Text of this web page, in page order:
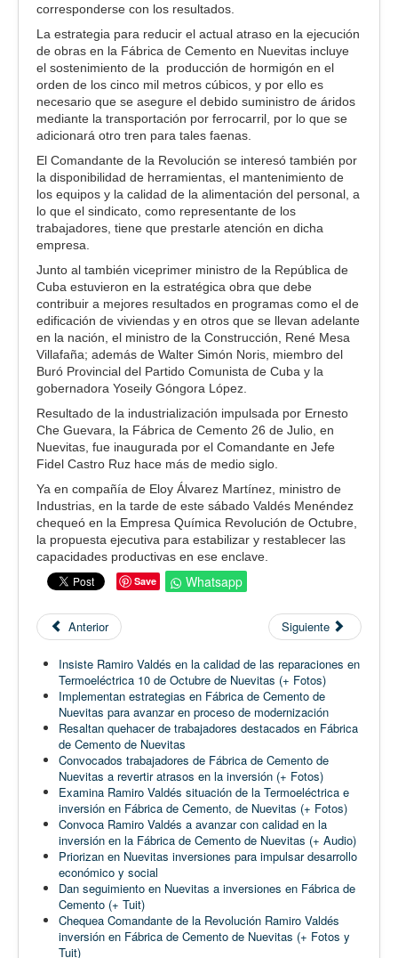
corresponderse con los resultados.
La estrategia para reducir el actual atraso en la ejecución
de obras en la Fábrica de Cemento en Nuevitas incluye
el sostenimiento de la producción de hormigón en el
orden de los cinco mil metros cúbicos, y por ello es
necesario que se asegure el debido suministro de áridos
mediante la transportación por ferrocarril, por lo que se
adicionará otro tren para tales faenas.
El Comandante de la Revolución se interesó también por
la disponibilidad de herramientas, el mantenimiento de
los equipos y la calidad de la alimentación del personal, a
lo que el sindicato, como representante de los
trabajadores, tiene que prestarle atención en dicha
empresa.
Junto al también viceprimer ministro de la República de
Cuba estuvieron en la estratégica obra que debe
contribuir a mejores resultados en programas como el de
edificación de viviendas y en otros que se llevan adelante
en la nación, el ministro de la Construcción, René Mesa
Villafaña; además de Walter Simón Noris, miembro del
Buró Provincial del Partido Comunista de Cuba y la
gobernadora Yoseily Góngora López.
Resultado de la industrialización impulsada por Ernesto
Che Guevara, la Fábrica de Cemento 26 de Julio, en
Nuevitas, fue inaugurada por el Comandante en Jefe
Fidel Castro Ruz hace más de medio siglo.
Ya en compañía de Eloy Álvarez Martínez, ministro de
Industrias, en la tarde de este sábado Valdés Menéndez
chequeó en la Empresa Química Revolución de Octubre,
la propuesta ejecutiva para estabilizar y restablecer las
capacidades productivas en ese enclave.
Save Whatsapp
Anterior Siguiente
Insiste Ramiro Valdés en la calidad de las reparaciones en
Termoeléctrica 10 de Octubre de Nuevitas (+ Fotos)
Implementan estrategias en Fábrica de Cemento de
Nuevitas para avanzar en proceso de modernización
Resaltan quehacer de trabajadores destacados en Fábrica
de Cemento de Nuevitas
Convocados trabajadores de Fábrica de Cemento de
Nuevitas a revertir atrasos en la inversión (+ Fotos)
Examina Ramiro Valdés situación de la Termoeléctrica e
inversión en Fábrica de Cemento, de Nuevitas (+ Fotos)
Convoca Ramiro Valdés a avanzar con calidad en la
inversión en la Fábrica de Cemento de Nuevitas (+ Audio)
Priorizan en Nuevitas inversiones para impulsar desarrollo
económico y social
Dan seguimiento en Nuevitas a inversiones en Fábrica de
Cemento (+ Tuit)
Chequea Comandante de la Revolución Ramiro Valdés
inversión en Fábrica de Cemento de Nuevitas (+ Fotos y
Tuit)